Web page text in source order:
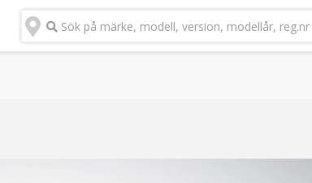
Sök på märke, modell, version, modellår, reg.nr